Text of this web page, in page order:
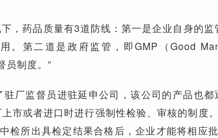
，药品质量有3道防线：第一是企业自身的监
。第二道是政府监管，即GMP（Good
员制度。”
厂监督员进驻延申公司，该公司的产品也都
市或者进口时进行强制性检验、审核的制度
检所出具检定结果合格后，企业才能将相应